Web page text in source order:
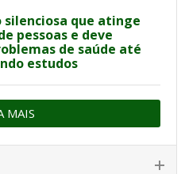
silenciosa que atinge
pessoas e deve
de saúde até
estudos
MAIS